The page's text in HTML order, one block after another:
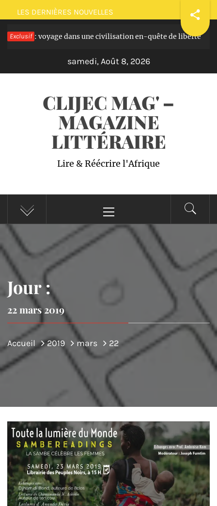
Passer
au
contenu
LES DERNIÈRES NOUVELLES
Exclusif voyage dans une civilisation en-quête de liberté
samedi, Août 8, 2026
CLIJEC MAG' –
MAGAZINE
LITTÉRAIRE
Lire & Réécrire l'Afrique
principal
Jour :
22 mars 2019
Accueil 2019 mars 22